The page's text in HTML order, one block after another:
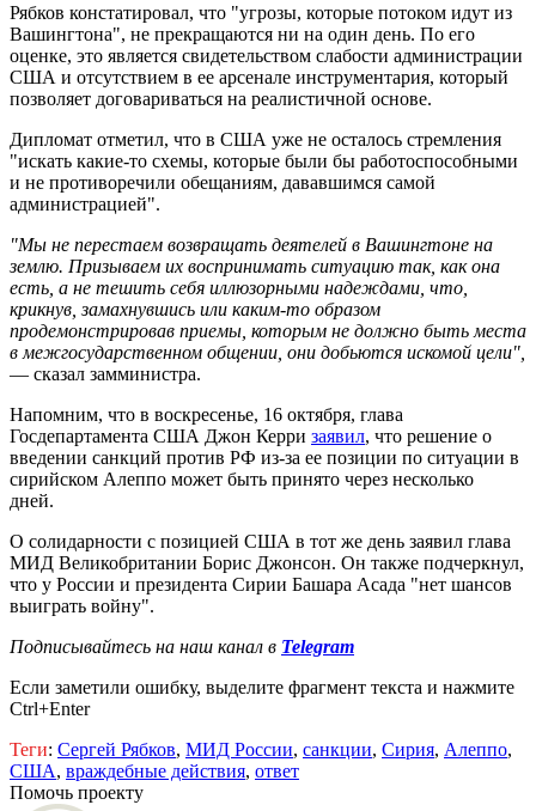
Рябков констатировал, что "угрозы, которые потоком идут из
Вашингтона", не прекращаются ни на один день. По его
оценке, это является свидетельством слабости администрации
США и отсутствием в ее арсенале инструментария, который
позволяет договариваться на реалистичной основе.
Дипломат отметил, что в США уже не осталось стремления
"искать какие-то схемы, которые были бы работоспособными
и не противоречили обещаниям, дававшимся самой
администрацией".
"Мы не перестаем возвращать деятелей в Вашингтоне на
землю. Призываем их воспринимать ситуацию так, как она
есть, а не тешить себя иллюзорными надеждами, что,
крикнув, замахнувшись или каким-то образом
продемонстрировав приемы, которым не должно быть места
в межгосударственном общении, они добьются искомой цели",
— сказал замминистра.
Напомним, что в воскресенье, 16 октября, глава
Госдепартамента США Джон Керри заявил, что решение о
введении санкций против РФ из-за ее позиции по ситуации в
сирийском Алеппо может быть принято через несколько
дней.
О солидарности с позицией США в тот же день заявил глава
МИД Великобритании Борис Джонсон. Он также подчеркнул,
что у России и президента Сирии Башара Асада "нет шансов
выиграть войну".
Подписывайтесь на наш канал в Telegram
Если заметили ошибку, выделите фрагмент текста и нажмите
Ctrl+Enter
Теги: Сергей Рябков, МИД России, санкции, Сирия, Алеппо,
США, враждебные действия, ответ
Помочь проекту